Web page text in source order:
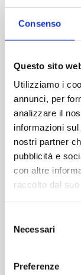
Consenso
Questo sito
Utilizziamo i
annunci, per
analizzare il
informazioni
nostri partner
pubblicità e
con altre
raccolto dal
delNecessari
Preferenze
Quantità
Please